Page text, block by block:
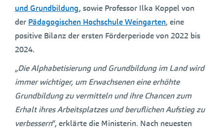
und Grundbildung, sowie Professor Ilka Koppel von
der Pädagogischen Hochschule Weingarten, eine
positive Bilanz der ersten Förderperiode von 2022 bis
2024.
„Die Alphabetisierung und Grundbildung im Land wird
immer wichtiger, um Erwachsenen eine erhöhte
Grundbildung zu vermitteln und ihre Chancen zum
Erhalt ihres Arbeitsplatzes und beruflichen Aufstieg zu
verbessern“, erklärte die Ministerin. Nach neuesten